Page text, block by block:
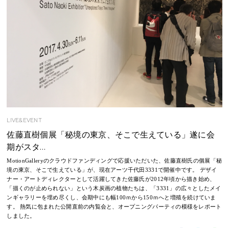
LIVE&EVENT
佐藤直樹個展「秘境の東京、そこで生えている」遂に会
期がスタ…
MotionGalleryのクラウドファンディングで応援いただいた、佐藤直樹氏の個展「秘
境の東京、そこで生えている」が、現在アーツ千代田3331で開催中です。 デザイ
ナー・アートディレクターとして活躍してきた佐藤氏が2012年頃から描き始め、
「描くのが止められない」という木炭画の植物たちは、「3331」の広々としたメイ
ンギャラリーを埋め尽くし、会期中にも幅100ｍから150ｍへと増殖を続けていま
す。 熱気に包まれた公開直前の内覧会と、オープニングパーティの模様をレポート
しました。